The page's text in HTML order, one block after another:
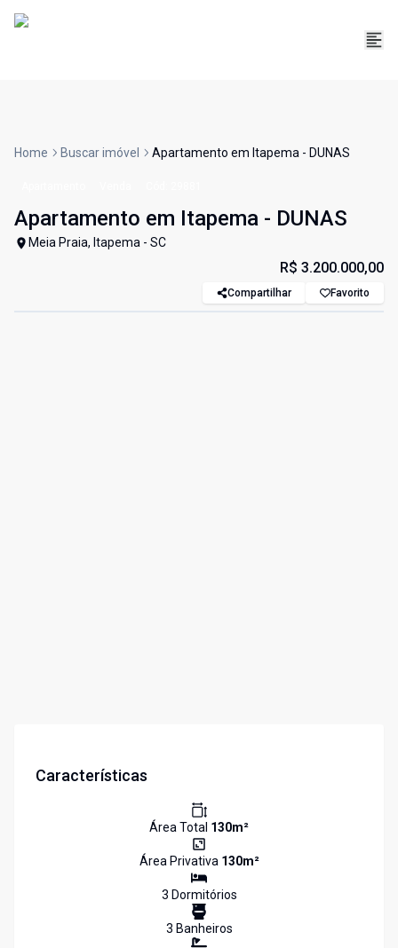
Home Buscar imóvel Apartamento em Itapema - DUNAS
Apartamento em Itapema - DUNAS
Meia Praia, Itapema - SC
R$ 3.200.000,00
Compartilhar Favorito
Características
Área Total 130m²
Área Privativa 130m²
3 Dormitórios
3 Banheiros